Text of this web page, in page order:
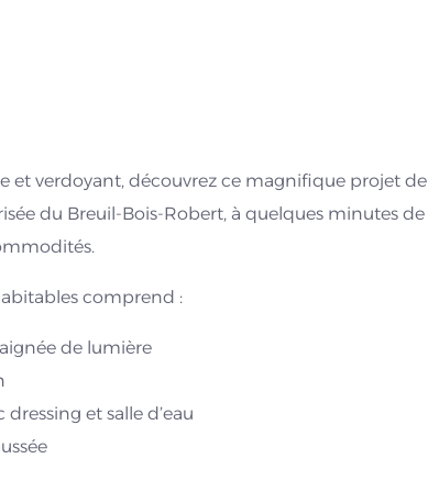
et verdoyant, découvrez ce magnifique projet de
du Breuil-Bois-Robert, à quelques minutes de
comprend :
de lumière
et salle d’eau